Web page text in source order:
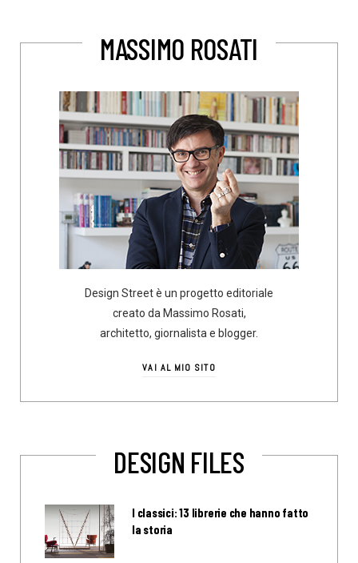
MASSIMO ROSATI
Design Street è un progetto editoriale
creato da Massimo Rosati,
architetto, giornalista e blogger.
VAI AL MIO SITO
DESIGN FILES
I classici: 13 librerie che hanno fatto
la storia